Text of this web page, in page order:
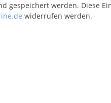
gespeichert werden. Diese
widerrufen werden.